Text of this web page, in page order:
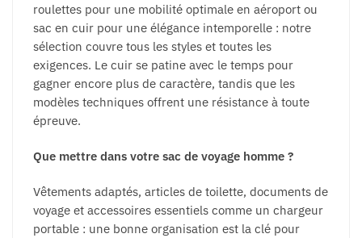
roulettes pour une mobilité optimale en aéroport ou
sac en cuir pour une élégance intemporelle : notre
sélection couvre tous les styles et toutes les
exigences. Le cuir se patine avec le temps pour
gagner encore plus de caractère, tandis que les
modèles techniques offrent une résistance à toute
épreuve.
Que mettre dans votre sac de voyage homme ?
Vêtements adaptés, articles de toilette, documents de
voyage et accessoires essentiels comme un chargeur
portable : une bonne organisation est la clé pour